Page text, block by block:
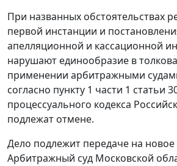
При названных обстоятельствах
первой инстанции и
апелляционной и кассационной
нарушают единообразие в
применении арбитражными
согласно пункту 1 части 1 статьи
процессуального кодекса
подлежат отмене.
Дело подлежит передаче на
Арбитражный суд Московской